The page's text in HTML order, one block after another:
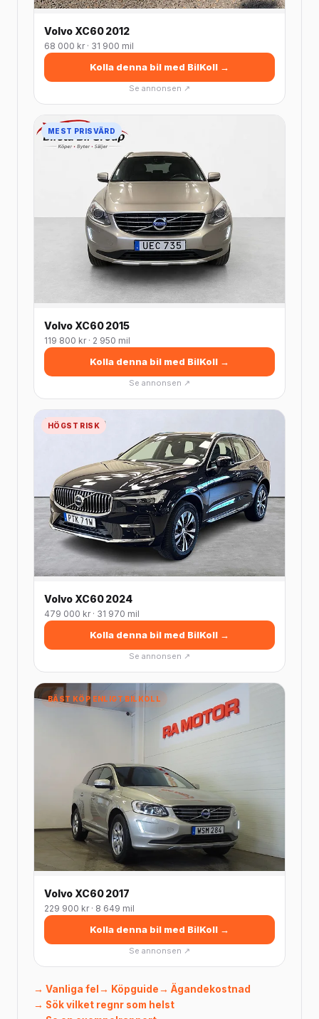
Volvo XC60 2012
68 000 kr · 31 900 mil
Kolla denna bil med BilKoll →
Se annonsen ↗
MEST PRISVÄRD
Volvo XC60 2015
119 800 kr · 2 950 mil
Kolla denna bil med BilKoll →
Se annonsen ↗
HÖGST RISK
Volvo XC60 2024
479 000 kr · 31 970 mil
Kolla denna bil med BilKoll →
Se annonsen ↗
BÄST KÖP ENLIGT BILKOLL
Volvo XC60 2017
229 900 kr · 8 649 mil
Kolla denna bil med BilKoll →
Se annonsen ↗
→ Vanliga fel → Köpguide→ Ägandekostnad
→ Sök vilket regnr som helst